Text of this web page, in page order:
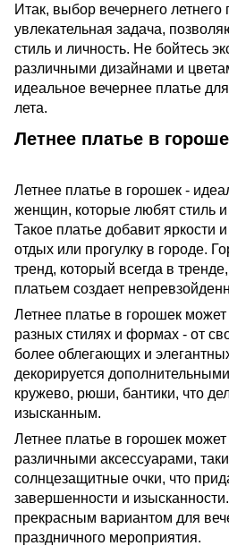
Итак, выбор вечернего летнего
увлекательная задача,
стиль и личность. Не бойтесь
различными дизайнами и
идеальное вечернее платье
лета.
Летнее платье в
Летнее платье в горошек -
женщин, которые любят стиль
Такое платье добавит яркости
отдых или прогулку в городе.
тренд, который всегда в
платьем создает
Летнее платье в горошек
разных стилях и формах - от
более облегающих и
декорируется
кружево, рюши, бантики, что
изысканным.
Летнее платье в горошек
различными аксессуарами,
солнцезащитные очки, что
завершенности и
прекрасным вариантом для
праздничного мероприятия.